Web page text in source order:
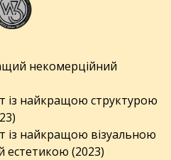
некомерційний
із найкращою структурою
із найкращою візуальною
естетикою (2023)